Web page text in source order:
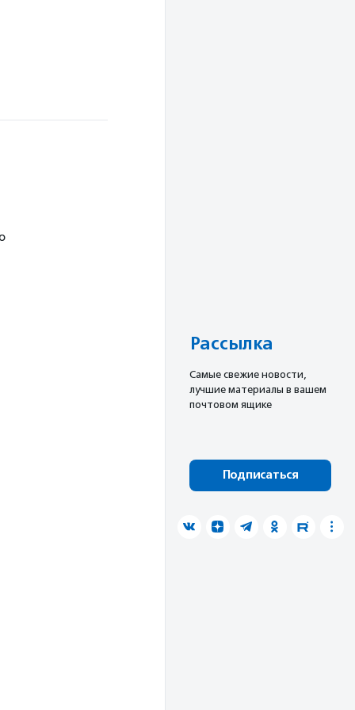
Рассылка
Cамые свежие новости,
лучшие материалы в вашем
почтовом ящике
Подписаться